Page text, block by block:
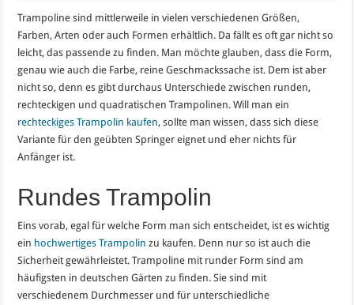
Trampoline sind mittlerweile in vielen verschiedenen Größen,
Farben, Arten oder auch Formen erhältlich. Da fällt es oft gar nicht so
leicht, das passende zu finden. Man möchte glauben, dass die Form,
genau wie auch die Farbe, reine Geschmackssache ist. Dem ist aber
nicht so, denn es gibt durchaus Unterschiede zwischen runden,
rechteckigen und quadratischen Trampolinen. Will man ein
rechteckiges Trampolin kaufen, sollte man wissen, dass sich diese
Variante für den geübten Springer eignet und eher nichts für
Anfänger ist.
Rundes Trampolin
Eins vorab, egal für welche Form man sich entscheidet, ist es wichtig
ein hochwertiges Trampolin zu kaufen. Denn nur so ist auch die
Sicherheit gewährleistet. Trampoline mit runder Form sind am
häufigsten in deutschen Gärten zu finden. Sie sind mit
verschiedenem Durchmesser und für unterschiedliche